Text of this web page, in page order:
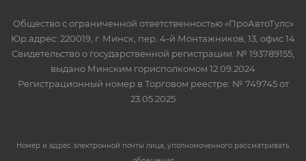
Общество с ограниченной ответственностью «ПроАвтоТулс»
Юр.адрес: 220019, г. Минск, пер. 4-й Монтажников, 13, офис 14
Свидетельство о государственной регистрации: № 193789155,
выдано Минским горисполкомом 12.09.2024
Регистрационный номер в Торговом реестре: № 749745 от
23.05.2025
Номер и адрес электронной почты лица, уполномоченного рассматривать